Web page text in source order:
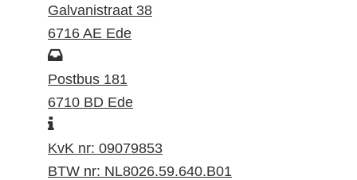
e
z
o
e
k
d
r
Galvanistraat 38
6716 AE Ede
P
o
s
a
d
Postbus 181
6710 BD Ede
I
n
f
KvK nr: 09079853
BTW nr: NL8026.59.640.B01